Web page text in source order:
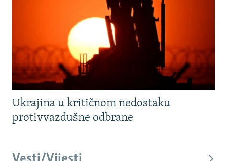
Ukrajina u kritičnom nedostaku
protivvazdušne odbrane